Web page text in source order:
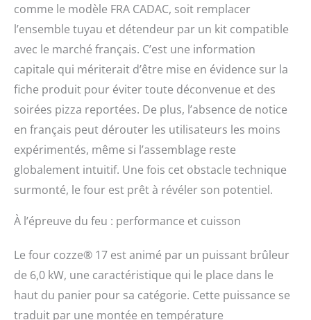
comme le modèle FRA CADAC, soit remplacer
l’ensemble tuyau et détendeur par un kit compatible
avec le marché français. C’est une information
capitale qui mériterait d’être mise en évidence sur la
fiche produit pour éviter toute déconvenue et des
soirées pizza reportées. De plus, l’absence de notice
en français peut dérouter les utilisateurs les moins
expérimentés, même si l’assemblage reste
globalement intuitif. Une fois cet obstacle technique
surmonté, le four est prêt à révéler son potentiel.
À l’épreuve du feu : performance et cuisson
Le four cozze® 17 est animé par un puissant brûleur
de 6,0 kW, une caractéristique qui le place dans le
haut du panier pour sa catégorie. Cette puissance se
traduit par une montée en température